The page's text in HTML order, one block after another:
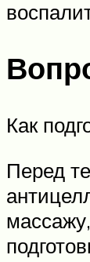
Как
Перед